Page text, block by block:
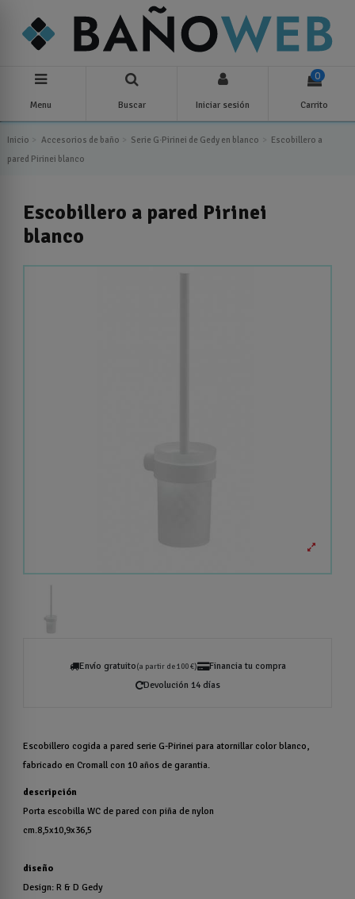
Menu Buscar Iniciar sesión
0
Carrito
Inicio Accesorios de baño Serie G·Pirinei de Gedy en blanco
Escobillero a
pared Pirinei blanco
Escobillero a pared Pirinei
blanco
Envío gratuito(a partir de 100 €)
Financia tu compra
Devolución 14 días
Escobillero cogida a pared serie G-Pirinei para atornillar color blanco,
fabricado en Cromall con 10 años de garantia.
descripción
Porta escobilla WC de pared con piña de nylon
cm.8,5x10,9x36,5
diseño
Design: R & D Gedy